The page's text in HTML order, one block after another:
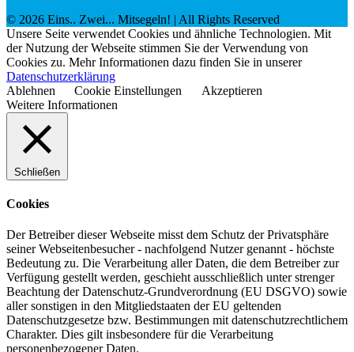
© 2026 Eins.. Zwei... Mitsegeln! | All Rights Reserved
Unsere Seite verwendet Cookies und ähnliche Technologien. Mit
der Nutzung der Webseite stimmen Sie der Verwendung von
Cookies zu. Mehr Informationen dazu finden Sie in unserer
Datenschutzerklärung
Ablehnen
Cookie Einstellungen
Akzeptieren
Weitere Informationen
Schließen
Cookies
Der Betreiber dieser Webseite misst dem Schutz der Privatsphäre
seiner Webseitenbesucher - nachfolgend Nutzer genannt - höchste
Bedeutung zu. Die Verarbeitung aller Daten, die dem Betreiber zur
Verfügung gestellt werden, geschieht ausschließlich unter strenger
Beachtung der Datenschutz-Grundverordnung (EU DSGVO) sowie
aller sonstigen in den Mitgliedstaaten der EU geltenden
Datenschutzgesetze bzw. Bestimmungen mit datenschutzrechtlichem
Charakter. Dies gilt insbesondere für die Verarbeitung
personenbezogener Daten.